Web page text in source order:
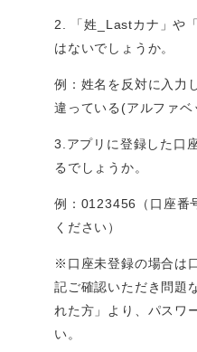
2. 「姓_Lastカナ」や
はないでしょうか。
例： 姓名を反対に入力
違っている(アルファベ
3.アプリに登録した口
るでしょうか。
例：0123456（口座番
ください）
※口座未登録の場合は
記ご確認いただき問題
れた方」より、パスワ
い。